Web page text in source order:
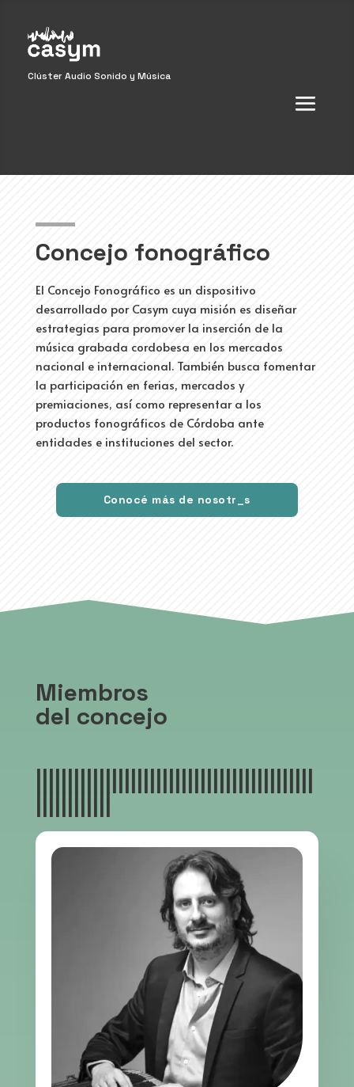
Clúster Audio Sonido y Música
Concejo fonográfico
El Concejo Fonográfico es un dispositivo
desarrollado por Casym cuya misión es diseñar
estrategias para promover la inserción de la
música grabada cordobesa en los mercados
nacional e internacional. También busca fomentar
la participación en ferias, mercados y
premiaciones, así como representar a los
productos fonográficos de Córdoba ante
entidades e instituciones del sector.
Conocé más de nosotr_s
Miembros
del concejo